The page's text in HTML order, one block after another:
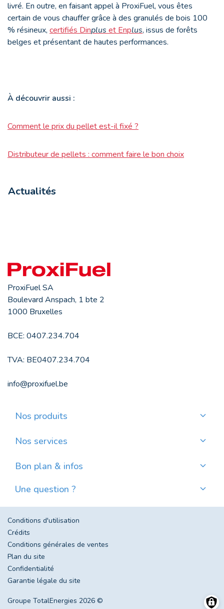
livré. En outre, en faisant appel à ProxiFuel, vous êtes
certain de vous chauffer grâce à des granulés de bois 100
% résineux, certifiés Dinplus et Enplus, issus de forêts
belges et présentant de hautes performances.
À découvrir aussi :
Comment le prix du pellet est-il fixé ?
Distributeur de pellets : comment faire le bon choix
Actualités
ProxiFuel SA
Boulevard Anspach, 1 bte 2
1000 Bruxelles
BCE: 0407.234.704
TVA: BE0407.234.704
info@proxifuel.be
Nos produits
Commander des pellets de qualité
Nos services
Où trouver mes pellets ?
Bon plan & infos
Évolution du prix du mazout en Belgique
Une question ?
Conditions d'utilisation
Crédits
Conditions générales de ventes
Plan du site
Confidentialité
Garantie légale du site
Groupe TotalEnergies 2026 ©